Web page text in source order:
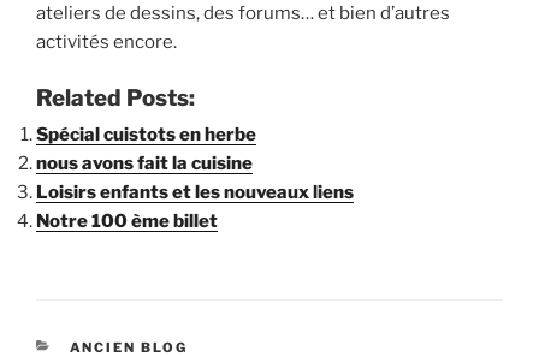
ateliers de dessins, des forums… et bien d’autres
activités encore.
Related Posts:
Spécial cuistots en herbe
nous avons fait la cuisine
Loisirs enfants et les nouveaux liens
Notre 100 ème billet
C
ANCIEN BLOG